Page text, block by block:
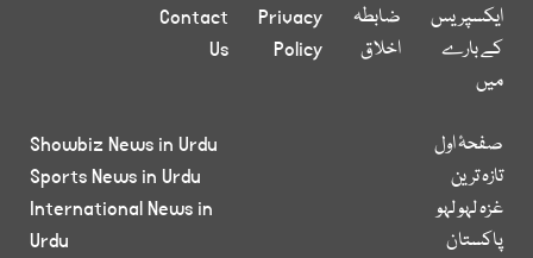
ایکسپریس
کے بارے
میں
ضابطہ
اخلاق
Privacy
Policy
Contact
Us
صفحۂ اول
تازہ ترین
غزہ لہو لہو
پاکستان
Showbiz News in Urdu
Sports News in Urdu
International News in
Urdu